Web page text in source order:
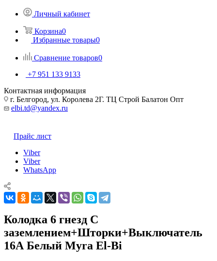
Личный кабинет
Корзина0
Избранные товары0
Сравнение товаров0
+7 951 133 9133
Контактная информация
г. Белгород, ул. Королева 2Г. ТЦ Строй Балатон Опт
elbi.td@yandex.ru
Прайс лист
Viber
Viber
WhatsApp
Колодка 6 гнезд С
заземлением+Шторки+Выключатель
16А Белый Myra El-Bi